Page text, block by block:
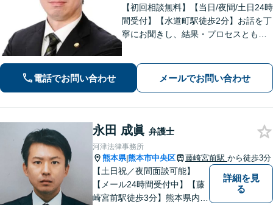
【初回相談無料】【当日/夜間/土日24時
間受付】【水道町駅徒歩2分】お話を丁
寧にお聞きし、結果・プロセスともに
電話でお問い合わせ メールでお問い合わせ
永田 成眞 弁護士
河津法律事務所
熊本県|熊本市中央区 藤崎宮前駅 から徒歩3分
【土日祝／夜間面談可能】
【メール24時間受付中】【藤
崎宮前駅徒歩3分】熊本県内及
詳細を見
る